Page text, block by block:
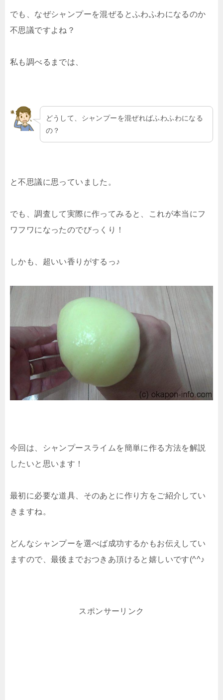
でも、なぜシャンプーを混ぜるとふわふわになるのか
不思議ですよね？
私も調べるまでは、
どうして、シャンプーを混ぜればふわふわになる
の？
と不思議に思っていました。
でも、調査して実際に作ってみると、これが本当にフ
ワフワになったのでびっくり！
しかも、超いい香りがするっ♪
今回は、シャンプースライムを簡単に作る方法を解説
したいと思います！
最初に必要な道具、そのあとに作り方をご紹介してい
きますね。
どんなシャンプーを選べば成功するかもお伝えしてい
ますので、最後までおつきあ頂けると嬉しいです(^^♪
スポンサーリンク